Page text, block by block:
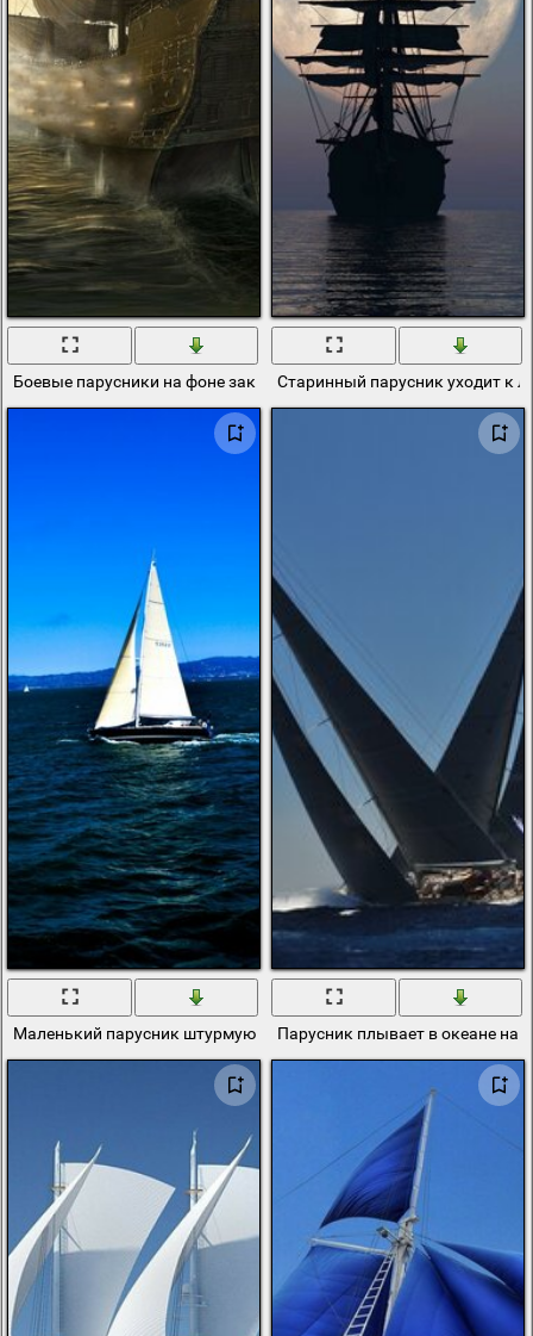
Боевые парусники на фоне закатаСтаринный парусник уходит к
Маленький парусник штурмующий морской бриз
Парусник плывает в океане на